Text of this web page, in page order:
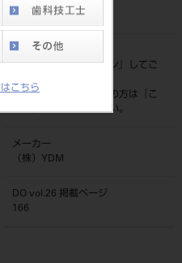
こちら
4963931230433
標準価格
価格の確認は『ログイン
』してご
ネット会員登録がまだの方は『
こ
ちら』より登録ください。
メーカー
（株）YDM
DO vol.26 掲載ページ
166